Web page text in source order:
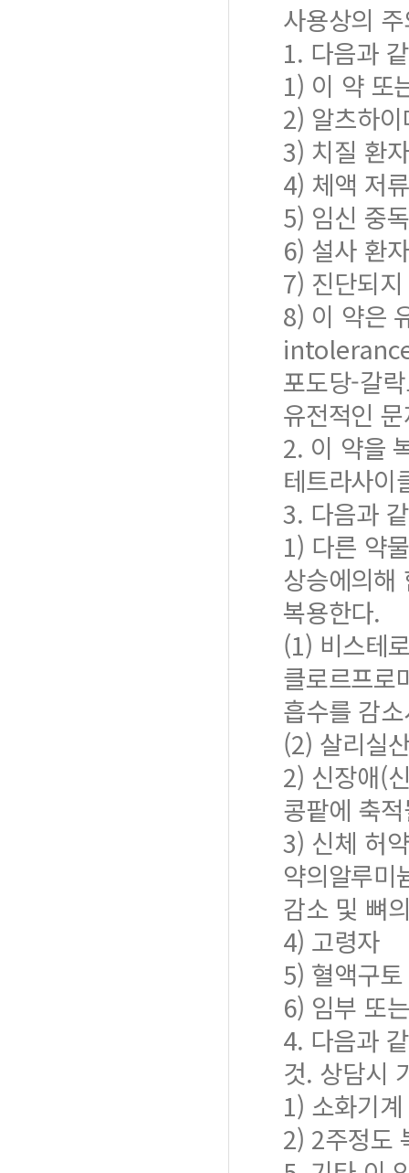
사용상의
1. 다음과
1) 이 약 또
2) 알츠하
3) 치질 환자
4) 체액 저
5) 임신 중
6) 설사 환자
7) 진단되
8) 이 약은
포도당-갈
유전적인
2. 이 약을
테트라사이
3. 다음과
1) 다른 약
상승에의해
복용한다.
(1) 비스테
클로르프로
흡수를 감
(2) 살리실
2) 신장애(
콩팥에 축
3) 신체 허
약의알루미
감소 및 뼈
4) 고령자
5) 혈액구
6) 임부 또
4. 다음과
것. 상담시
1) 소화기
2) 2주정도